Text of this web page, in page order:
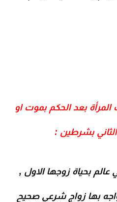
بعد الحكم بموت او
بشرطين :
عالم بحياة زوجها الاول ,
بها زواج شرعي صحيح